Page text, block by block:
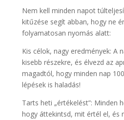
Nem kell minden napot
kitűzése segít abban, hogy ne
folyamatosan nyomás alatt:
Kis célok, nagy eredmények: A
kisebb részekre, és élvezd az
magadtól, hogy minden nap
lépések is haladás!
Tarts heti „értékelést”: Minden
hogy áttekintsd, mit értél el, és